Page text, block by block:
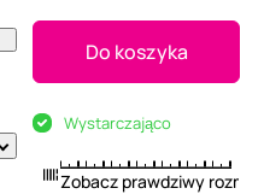
Do koszyka
Wystarczająco
Zobacz prawdziwy